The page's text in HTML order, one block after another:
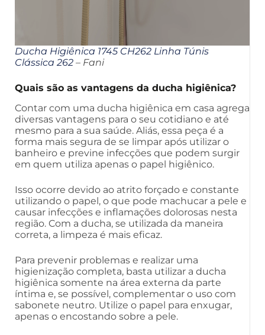
Ducha Higiênica 1745 CH262 Linha Túnis
Clássica 262 – Fani
Quais são as vantagens da ducha higiênica?
Contar com uma ducha higiênica em casa agrega
diversas vantagens para o seu cotidiano e até
mesmo para a sua saúde. Aliás, essa peça é a
forma mais segura de se limpar após utilizar o
banheiro e previne infecções que podem surgir
em quem utiliza apenas o papel higiênico.
Isso ocorre devido ao atrito forçado e constante
utilizando o papel, o que pode machucar a pele e
causar infecções e inflamações dolorosas nesta
região. Com a ducha, se utilizada da maneira
correta, a limpeza é mais eficaz.
Para prevenir problemas e realizar uma
higienização completa, basta utilizar a ducha
higiênica somente na área externa da parte
íntima e, se possível, complementar o uso com
sabonete neutro. Utilize o papel para enxugar,
apenas o encostando sobre a pele.